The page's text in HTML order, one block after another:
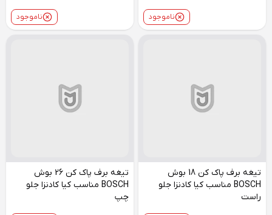
ناموجود ناموجود
تیغه برف پاک کن 18 بوش
BOSCH مناسب کیا کادنزا جلو
راست
تیغه برف پاک کن 26 بوش
BOSCH مناسب کیا کادنزا جلو
چپ